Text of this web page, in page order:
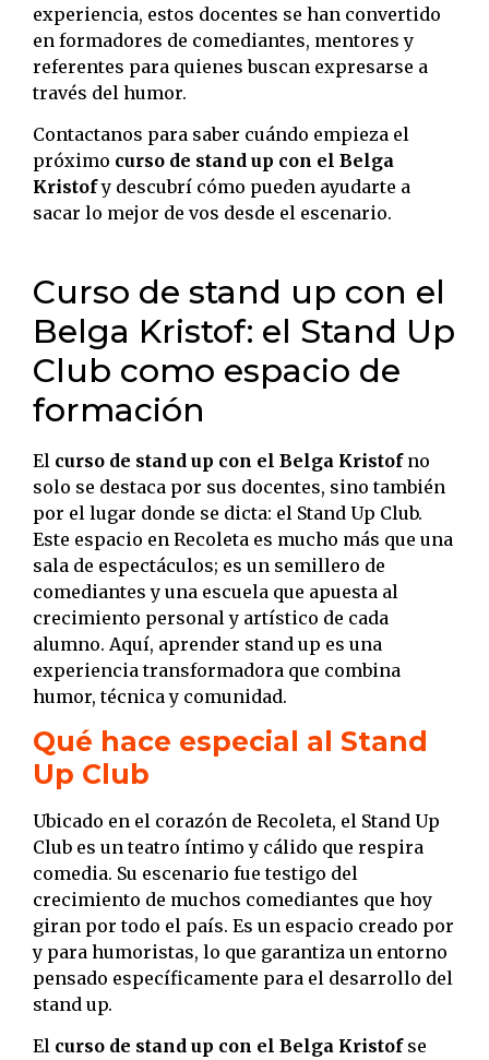
experiencia, estos docentes se han convertido
en formadores de comediantes, mentores y
referentes para quienes buscan expresarse a
través del humor.
Contactanos para saber cuándo empieza el
próximo curso de stand up con el Belga
Kristofy descubrí cómo pueden ayudarte a
sacar lo mejor de vos desde el escenario.
Curso de stand up con el
Belga Kristof: el Stand Up
Club como espacio de
formación
El curso de stand up con el Belga Kristofno
solo se destaca por sus docentes, sino también
por el lugar donde se dicta: el Stand Up Club.
Este espacio en Recoleta es mucho más que una
sala de espectáculos; es un semillero de
comediantes y una escuela que apuesta al
crecimiento personal y artístico de cada
alumno. Aquí, aprender stand up es una
experiencia transformadora que combina
humor, técnica y comunidad.
Qué hace especial al Stand
Up Club
Ubicado en el corazón de Recoleta, el Stand Up
Club es un teatro íntimo y cálido que respira
comedia. Su escenario fue testigo del
crecimiento de muchos comediantes que hoy
giran por todo el país. Es un espacio creado por
y para humoristas, lo que garantiza un entorno
pensado específicamente para el desarrollo del
stand up.
El curso de stand up con el Belga Kristofse